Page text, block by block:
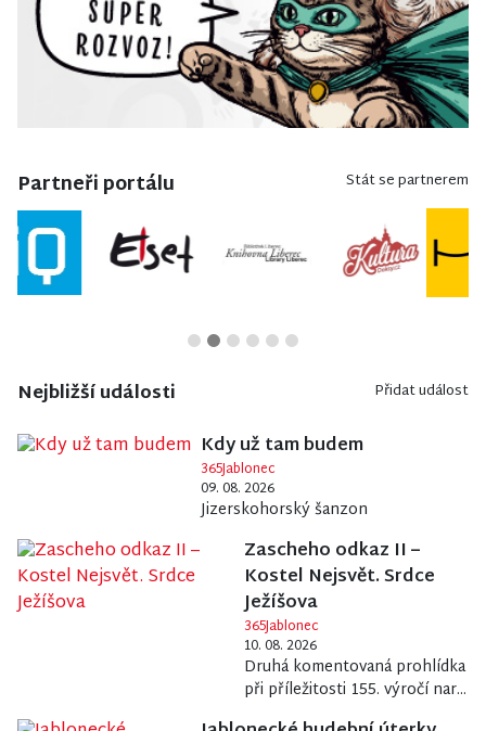
Partneři portálu Stát se partnerem
Nejbližší události Přidat událost
Kdy už tam budem
365Jablonec
09. 08. 2026
Jizerskohorský šanzon
Zascheho odkaz II –
Kostel Nejsvět. Srdce
Ježíšova
365Jablonec
10. 08. 2026
Druhá komentovaná prohlídka
při příležitosti 155. výročí nar...